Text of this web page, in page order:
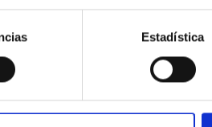
Estadística